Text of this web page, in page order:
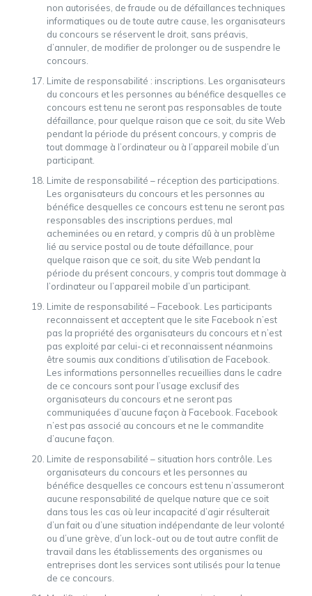
non autorisées, de fraude ou de défaillances techniques
informatiques ou de toute autre cause, les organisateurs
du concours se réservent le droit, sans préavis,
d’annuler, de modifier de prolonger ou de suspendre le
concours.
Limite de responsabilité : inscriptions. Les organisateurs
du concours et les personnes au bénéfice desquelles ce
concours est tenu ne seront pas responsables de toute
défaillance, pour quelque raison que ce soit, du site Web
pendant la période du présent concours, y compris de
tout dommage à l’ordinateur ou à l’appareil mobile d’un
participant.
Limite de responsabilité – réception des participations.
Les organisateurs du concours et les personnes au
bénéfice desquelles ce concours est tenu ne seront pas
responsables des inscriptions perdues, mal
acheminées ou en retard, y compris dû à un problème
lié au service postal ou de toute défaillance, pour
quelque raison que ce soit, du site Web pendant la
période du présent concours, y compris tout dommage à
l’ordinateur ou l’appareil mobile d’un participant.
Limite de responsabilité – Facebook. Les participants
reconnaissent et acceptent que le site Facebook n’est
pas la propriété des organisateurs du concours et n’est
pas exploité par celui-ci et reconnaissent néanmoins
être soumis aux conditions d’utilisation de Facebook.
Les informations personnelles recueillies dans le cadre
de ce concours sont pour l’usage exclusif des
organisateurs du concours et ne seront pas
communiquées d’aucune façon à Facebook. Facebook
n’est pas associé au concours et ne le commandite
d’aucune façon.
Limite de responsabilité – situation hors contrôle. Les
organisateurs du concours et les personnes au
bénéfice desquelles ce concours est tenu n’assumeront
aucune responsabilité de quelque nature que ce soit
dans tous les cas où leur incapacité d’agir résulterait
d’un fait ou d’une situation indépendante de leur volonté
ou d’une grève, d’un lock-out ou de tout autre conflit de
travail dans les établissements des organismes ou
entreprises dont les services sont utilisés pour la tenue
de ce concours.